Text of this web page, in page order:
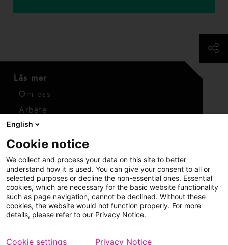
Läs mer
Om oss
Arbete
Media
Kontaktuppgifter
Kontakt
English
Cookie notice
We collect and process your data on this site to better
understand how it is used. You can give your consent to all or
selected purposes or decline the non-essential ones. Essential
cookies, which are necessary for the basic website functionality
such as page navigation, cannot be declined. Without these
cookies, the website would not function properly. For more
details, please refer to our Privacy Notice.
Cookie settings Privacy Notice